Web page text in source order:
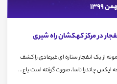
در مرکز کهکشان راه شیری
از یک انفجار ستاره ای غیرعادی را کشف
چاندرا ناسا، صورت گرفته است باع...